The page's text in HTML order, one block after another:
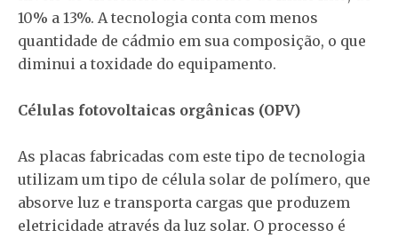
10% a 13%. A tecnologia conta com menos
quantidade de cádmio em sua composição, o que
diminui a toxidade do equipamento.
Células fotovoltaicas orgânicas (OPV)
As placas fabricadas com este tipo de tecnologia
utilizam um tipo de célula solar de polímero, que
absorve luz e transporta cargas que produzem
eletricidade através da luz solar. O processo é